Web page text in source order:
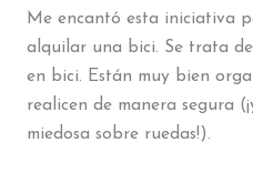
Me encantó esta iniciativa
alquilar una bici. Se trata
en bici. Están muy bien
realicen de manera segura
miedosa sobre ruedas!).